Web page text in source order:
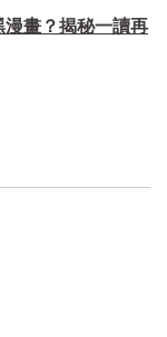
畫？揭秘一讀再